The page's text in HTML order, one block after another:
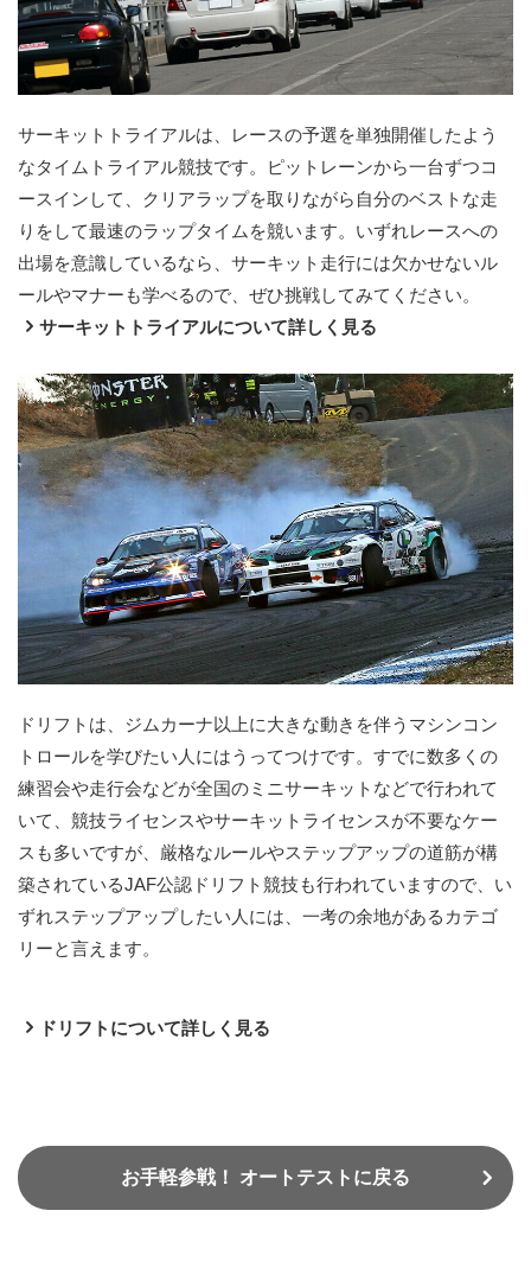
サーキットトライアルは、レースの予選を単独開催したよう
なタイムトライアル競技です。ピットレーンから一台ずつコ
ースインして、クリアラップを取りながら自分のベストな走
りをして最速のラップタイムを競います。いずれレースへの
出場を意識しているなら、サーキット走行には欠かせないル
ールやマナーも学べるので、ぜひ挑戦してみてください。
サーキットトライアルについて詳しく見る
ドリフトは、ジムカーナ以上に大きな動きを伴うマシンコン
トロールを学びたい人にはうってつけです。すでに数多くの
練習会や走行会などが全国のミニサーキットなどで行われて
いて、競技ライセンスやサーキットライセンスが不要なケー
スも多いですが、厳格なルールやステップアップの道筋が構
築されているJAF公認ドリフト競技も行われていますので、い
ずれステップアップしたい人には、一考の余地があるカテゴ
リーと言えます。
ドリフトについて詳しく見る
お手軽参戦！ オートテストに戻る